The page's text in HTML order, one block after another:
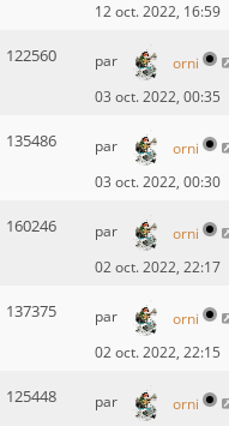
12 oct. 2022, 16:59
122560 par
orni
03 oct. 2022, 00:35
135486 par
orni
03 oct. 2022, 00:30
160246 par
orni
02 oct. 2022, 22:17
137375 par
orni
02 oct. 2022, 22:15
125448 par
orni